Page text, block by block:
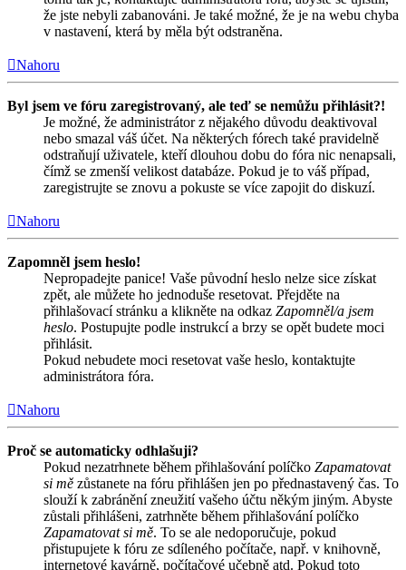
že jste nebyli zabanováni. Je také možné, že je na webu chyba
v nastavení, která by měla být odstraněna.
Nahoru
Byl jsem ve fóru zaregistrovaný, ale teď se nemůžu přihlásit?!
Je možné, že administrátor z nějakého důvodu deaktivoval
nebo smazal váš účet. Na některých fórech také pravidelně
odstraňují uživatele, kteří dlouhou dobu do fóra nic nenapsali,
čímž se zmenší velikost databáze. Pokud je to váš případ,
zaregistrujte se znovu a pokuste se více zapojit do diskuzí.
Nahoru
Zapomněl jsem heslo!
Nepropadejte panice! Vaše původní heslo nelze sice získat
zpět, ale můžete ho jednoduše resetovat. Přejděte na
přihlašovací stránku a klikněte na odkaz Zapomněl/a jsem
heslo. Postupujte podle instrukcí a brzy se opět budete moci
přihlásit.
Pokud nebudete moci resetovat vaše heslo, kontaktujte
administrátora fóra.
Nahoru
Proč se automaticky odhlašuji?
Pokud nezatrhnete během přihlašování políčko Zapamatovat
si mě zůstanete na fóru přihlášen jen po přednastavený čas. To
slouží k zabránění zneužití vašeho účtu někým jiným. Abyste
zůstali přihlášeni, zatrhněte během přihlašování políčko
Zapamatovat si mě. To se ale nedoporučuje, pokud
přistupujete k fóru ze sdíleného počítače, např. v knihovně,
internetové kavárně, počítačové učebně atd. Pokud toto